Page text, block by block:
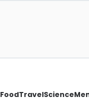
FoodTravelScience